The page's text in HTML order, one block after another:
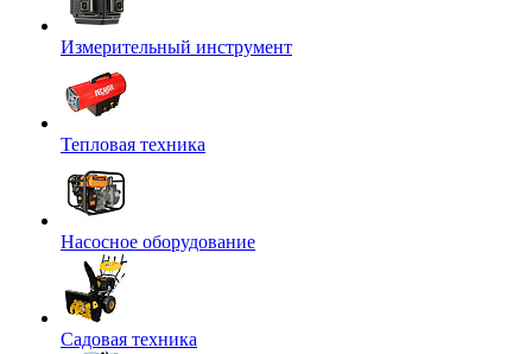
Измерительный инструмент
Тепловая техника
Насосное оборудование
Садовая техника